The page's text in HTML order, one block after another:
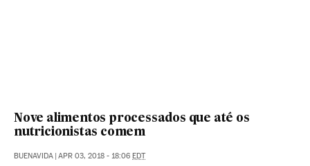
Nove alimentos processados que até os
nutricionistas comem
BUENAVIDA APR 03, 2018 - 18:06 EDT